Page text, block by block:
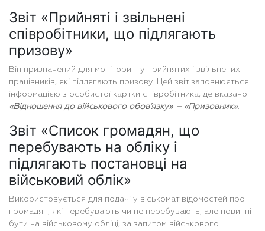
Звіт «Прийняті і звільнені
співробітники, що підлягають
призову»
Він призначений для моніторингу прийнятих і звільнених
працівників, які підлягають призову. Цей звіт заповнюється
інформацією з особистої картки співробітника, де вказано
«Відношення до військового обов’язку» – «Призовник».
Звіт «Список громадян, що
перебувають на обліку і
підлягають постановці на
військовий облік»
Використовується для подачі у віськомат відомостей про
громадян, які перебувають чи не перебувають, але повинні
бути на військовому обліці, за запитом військового